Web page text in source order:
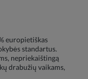
europietiškas
standartus.
nepriekaištingą
drabužių vaikams,